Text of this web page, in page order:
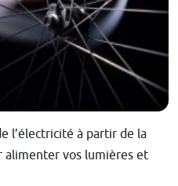
l’électricité à partir de la
alimenter vos lumières et